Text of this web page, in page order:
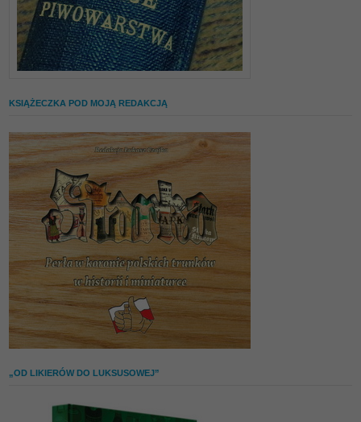
KSIĄŻECZKA POD MOJĄ REDAKCJĄ
„OD LIKIERÓW DO LUKSUSOWEJ”